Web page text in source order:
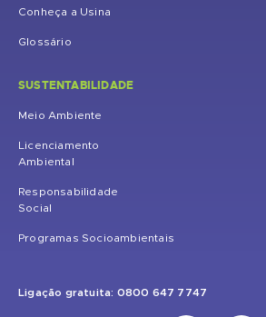
Conheça a Usina
Glossário
SUSTENTABILIDADE
Meio Ambiente
Licenciamento
Ambiental
Responsabilidade
Social
Programas Socioambientais
Ligação gratuita: 0800 647 7747